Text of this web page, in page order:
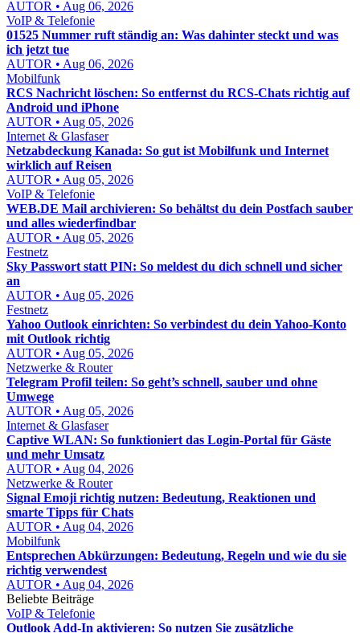
AUTOR • Aug 06, 2026
VoIP & Telefonie
01525 Nummer ruft ständig an: Was dahinter steckt und was
ich jetzt tue
AUTOR • Aug 06, 2026
Mobilfunk
RCS Nachricht löschen: So entfernst du RCS-Chats richtig auf
Android und iPhone
AUTOR • Aug 05, 2026
Internet & Glasfaser
Netzabdeckung Kanada: So gut ist Mobilfunk und Internet
wirklich auf Reisen
AUTOR • Aug 05, 2026
VoIP & Telefonie
WEB.DE Mail archivieren: So behältst du dein Postfach sauber
und alles wiederfindbar
AUTOR • Aug 05, 2026
Festnetz
Sky Passwort statt PIN: So meldest du dich schnell und sicher
an
AUTOR • Aug 05, 2026
Festnetz
Yahoo Outlook einrichten: So verbindest du dein Yahoo-Konto
mit Outlook richtig
AUTOR • Aug 05, 2026
Netzwerke & Router
Telegram Profil teilen: So geht’s schnell, sauber und ohne
Umwege
AUTOR • Aug 05, 2026
Internet & Glasfaser
Captive WLAN: So funktioniert das Login-Portal für Gäste
und mehr Umsatz
AUTOR • Aug 04, 2026
Netzwerke & Router
Signal Emoji richtig nutzen: Bedeutung, Reaktionen und
smarte Tipps für Chats
AUTOR • Aug 04, 2026
Mobilfunk
Entsprechen Abkürzungen: Bedeutung, Regeln und wie du sie
richtig verwendest
AUTOR • Aug 04, 2026
Beliebte Beiträge
VoIP & Telefonie
Outlook Add-In aktivieren: So nutzen Sie zusätzliche